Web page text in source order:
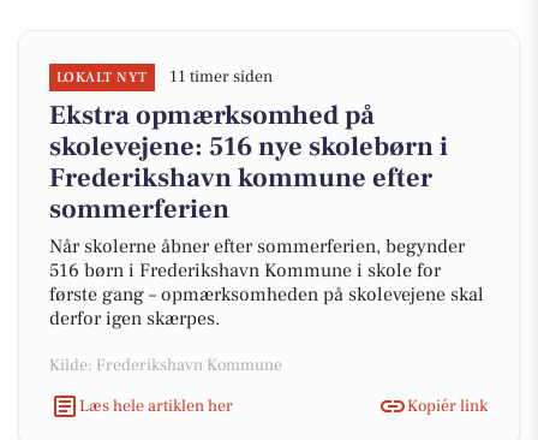
LOKALT NYT 11 timer siden
Ekstra opmærksomhed på
skolevejene: 516 nye skolebørn i
Frederikshavn kommune efter
sommerferien
Når skolerne åbner efter sommerferien, begynder
516 børn i Frederikshavn Kommune i skole for
første gang – opmærksomheden på skolevejene skal
derfor igen skærpes.
Kilde: Frederikshavn Kommune
Læs hele artiklen her
Kopiér link